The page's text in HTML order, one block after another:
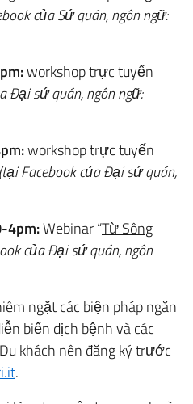
của Sứ quán, ngôn ngữ:
workshop trực tuyến
Đại sứ quán, ngôn ngữ:
workshop trực tuyến
(tại Facebook của Đại sứ quán,
4pm:Webinar “Từ Sông
của Đại sứ quán, ngôn
ngặt các biện pháp ngăn
biến dịch bệnh và các
khách nên đăng ký trước
.